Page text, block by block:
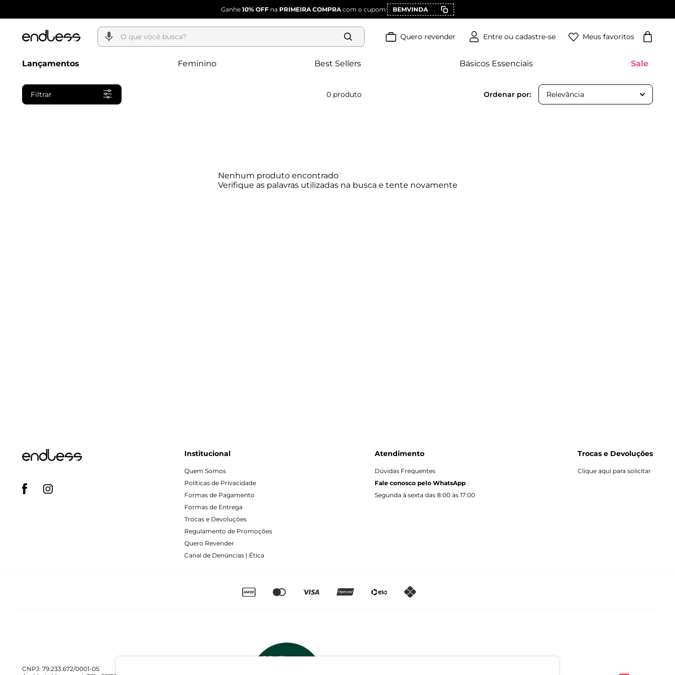
Ganhe 10% OFF na PRIMEIRA COMPRA com o cupom: BEMVINDA
O que você busca?
Quero revender Meus favoritos
Lançamentos Feminino Best Sellers Básicos Essenciais Sale
Filtrar 0 produto Relevância
Nenhum produto encontrado
Institucional
Quem Somos
Políticas de Privacidade
Formas de Pagamento
Formas de Entrega
Trocas e Devoluções
Regulamento de Promoções
Quero Revender
Canal de Denúncias | Ética
Atendimento
Dúvidas Frequentes
Fale conosco pelo WhatsApp
Segunda à sexta das 8:00 às 17:00
Trocas e Devoluções
Clique aqui para solicitar
CNPJ: 79.233.672/0001-05